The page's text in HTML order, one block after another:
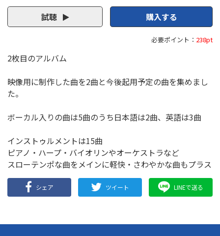
試聴 購入する
必要ポイント： 238pt
2枚目のアルバム
映像用に制作した曲を2曲と今後起用予定の曲を集めまし
た。
ボーカル入りの曲は5曲のうち日本語は2曲、英語は3曲
インストゥルメントは15曲
ピアノ・ハープ・バイオリンやオーケストラなど
スローテンポな曲をメインに軽快・さわやかな曲もプラス
シェア ツイート LINEで送る